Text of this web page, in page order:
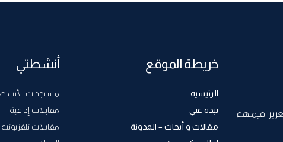
قيمتهم
خريطة الموقع
الرئيسية
نبذة عني
مقالات و أبحاث – المدونة
أنشطتي
مستجدات
مقابلات إذاعية
مقابلات تلفزيونية